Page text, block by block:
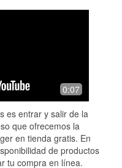
0:07
es entrar y salir de la
que ofrecemos la
en tienda gratis. En
de productos
tu compra en línea.